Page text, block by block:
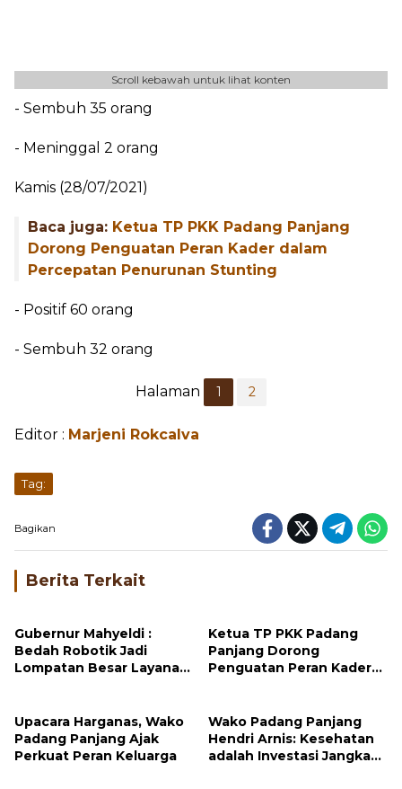
Scroll kebawah untuk lihat konten
- Sembuh 35 orang
- Meninggal 2 orang
Kamis (28/07/2021)
Baca juga: Ketua TP PKK Padang Panjang
Dorong Penguatan Peran Kader dalam
Percepatan Penurunan Stunting
- Positif 60 orang
- Sembuh 32 orang
Halaman 1 2
Editor : Marjeni Rokcalva
Tag:
Bagikan
Gubernur Mahyeldi :
Kesehatan Sumbar
Ketua TP PKK Padang
dalam Percepatan
Penurunan Stunting
Upacara Harganas, Wako
Wako Padang Panjang